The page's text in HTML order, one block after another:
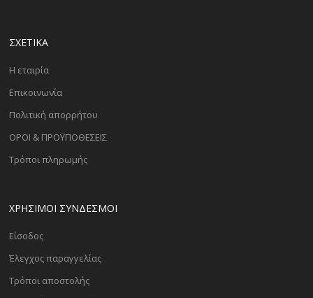
ΣΧΕΤΙΚΑ
Η εταιρία
Επικοινωνία
Πολιτική απορρήτου
ΟΡΟΙ & ΠΡΟΫΠΟΘΕΣΕΙΣ
Τρόποι πληρωμής
ΧΡΗΣΙΜΟΙ ΣΥΝΔΕΣΜΟΙ
Είσοδος
Έλεγχος παραγγελίας
Τρόποι αποστολής